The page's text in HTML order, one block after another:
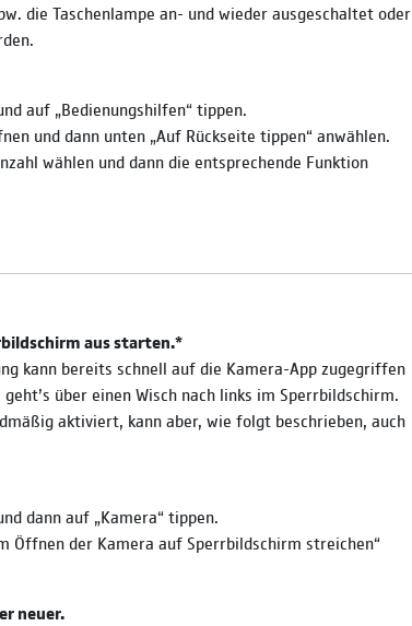
die Taschenlampe an- und wieder ausgeschaltet oder
auf „Bedienungshilfen“ tippen.
und dann unten „Auf Rückseite tippen“ anwählen.
wählen und dann die entsprechende Funktion
aus starten.*
kann bereits schnell auf die Kamera-App zugegriffen
über einen Wisch nach links im Sperrbildschirm.
aktiviert, kann aber, wie folgt beschrieben, auch
dann auf „Kamera“ tippen.
Öffnen der Kamera auf Sperrbildschirm streichen“
neuer.